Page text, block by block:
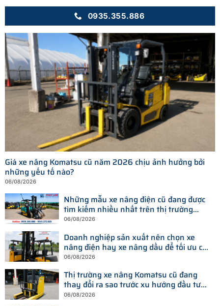
0935.355.886
Giá xe nâng Komatsu cũ năm 2026 chịu ảnh hưởng bởi
những yếu tố nào?
06/08/2026
Những mẫu xe nâng điện cũ đang được
tìm kiếm nhiều nhất trên thị trường
hiện nay
06/08/2026
Doanh nghiệp sản xuất nên chọn xe
nâng điện hay xe nâng dầu để tối ưu chi
phí?
06/08/2026
Thị trường xe nâng Komatsu cũ đang
thay đổi ra sao trước xu hướng đầu tư
thiết bị mới?
06/08/2026